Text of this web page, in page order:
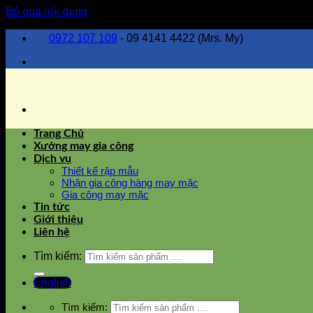
Bỏ qua nội dung
0972 107 109 - 09 4141 4422 (Mrs. My)
Trang Chủ
Xưởng may gia công
Dịch vụ
Thiết kế rập mẫu
Nhận gia công hàng may mặc
Gia công may mặc
Tin tức
Giới thiệu
Liên hệ
Tìm kiếm:
English
Tìm kiếm: